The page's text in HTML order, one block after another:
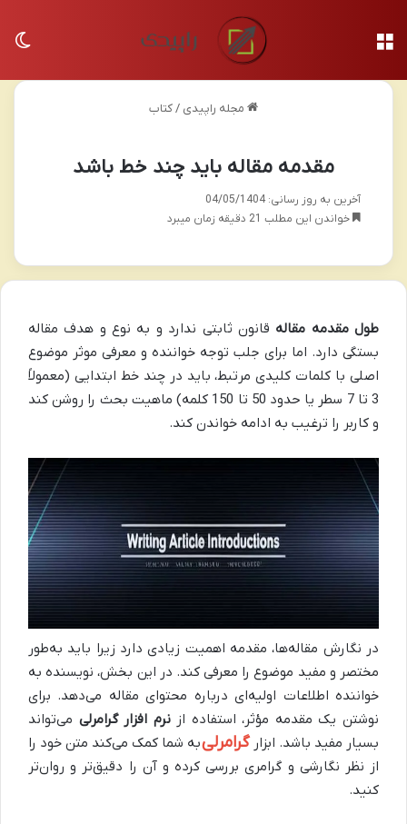
مجله راپیدی /کتاب
مقدمه مقاله باید چند خط باشد
آخرین به روز رسانی: 04/05/1404
خواندن این مطلب 21 دقیقه زمان میبرد
طول مقدمه مقاله قانون ثابتی ندارد و به نوع و هدف مقاله
بستگی دارد. اما برای جلب توجه خواننده و معرفی موثر موضوع
اصلی با کلمات کلیدی مرتبط، باید در چند خط ابتدایی (معمولاً
3 تا 7 سطر یا حدود 50 تا 150 کلمه) ماهیت بحث را روشن کند
و کاربر را ترغیب به ادامه خواندن کند.
در نگارش مقاله‌ها، مقدمه اهمیت زیادی دارد زیرا باید به‌طور
مختصر و مفید موضوع را معرفی کند. در این بخش، نویسنده به
خواننده اطلاعات اولیه‌ای درباره محتوای مقاله می‌دهد. برای
نوشتن یک مقدمه مؤثر، استفاده ازنرم افزار گرامرلی می‌تواند
بسیار مفید باشد. ابزارگرامرلیبه شما کمک می‌کند متن خود را
از نظر نگارشی و گرامری بررسی کرده و آن را دقیق‌تر و روان‌تر
کنید.